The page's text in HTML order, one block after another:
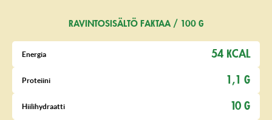
RAVINTOSISÄLTÖ FAKTAA / 100 G
Energia 54 KCAL
Proteiini 1,1 G
Hiilihydraatti 10 G